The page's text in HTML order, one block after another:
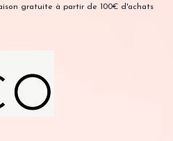
gratuite à partir de 100€ d'achats